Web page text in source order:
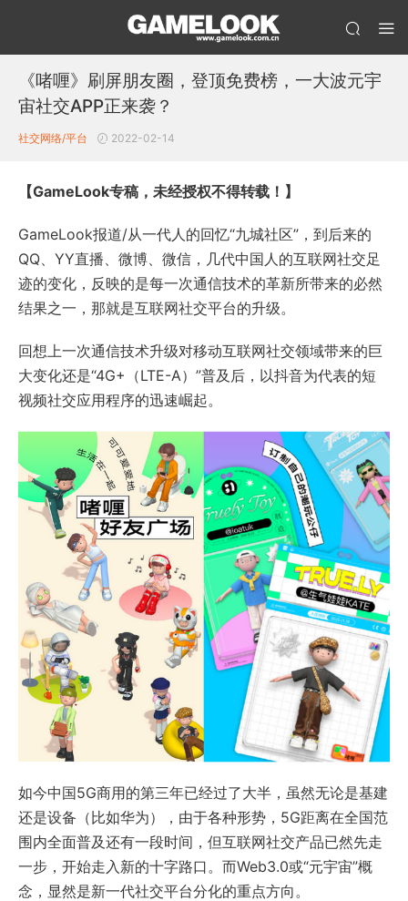
《啫喱》刷屏朋友圈，登顶免费榜，一大波元宇
宙社交APP正来袭？
社交网络/平台 2022-02-14
【GameLook专稿，未经授权不得转载！】
GameLook报道/从一代人的回忆“九城社区”，到后来的
QQ、YY直播、微博、微信，几代中国人的互联网社交足
迹的变化，反映的是每一次通信技术的革新所带来的必然
结果之一，那就是互联网社交平台的升级。
回想上一次通信技术升级对移动互联网社交领域带来的巨
大变化还是“4G+（LTE-A）”普及后，以抖音为代表的短
视频社交应用程序的迅速崛起。
如今中国5G商用的第三年已经过了大半，虽然无论是基建
还是设备（比如华为），由于各种形势，5G距离在全国范
围内全面普及还有一段时间，但互联网社交产品已然先走
一步，开始走入新的十字路口。而Web3.0或“元宇宙”概
念，显然是新一代社交平台分化的重点方向。